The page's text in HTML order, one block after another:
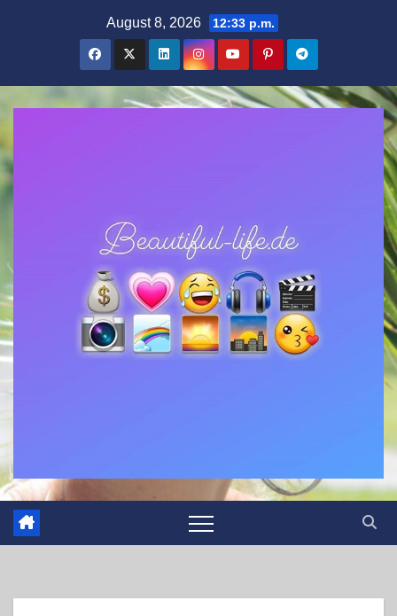
August 8, 2026 12:33 p.m.